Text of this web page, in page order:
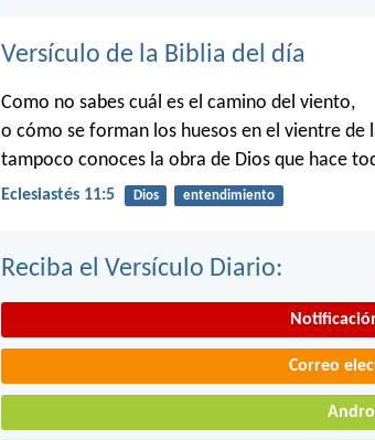
Versículo de la Biblia del día
Como no sabes cuál es el camino del viento,
o cómo se forman los huesos en el vientre de
tampoco conoces la obra de Dios que hace
Eclesiastés 11:5 Dios entendimiento
Reciba el Versículo Diario:
Correo